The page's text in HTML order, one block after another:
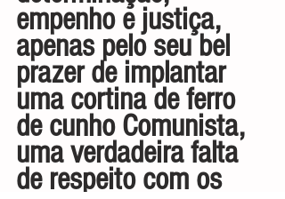
empenho e justiça,
apenas pelo seu bel
prazer de implantar
uma cortina de ferro
de cunho Comunista,
uma verdadeira falta
de respeito com os